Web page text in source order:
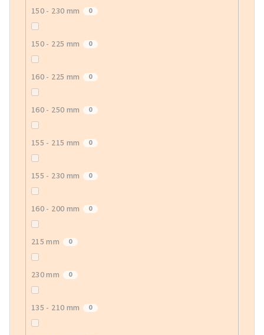
150 - 230 mm 0
150 - 225 mm 0
160 - 225 mm 0
160 - 250 mm 0
155 - 215 mm 0
155 - 230 mm 0
160 - 200 mm 0
215 mm 0
230 mm 0
135 - 210 mm 0